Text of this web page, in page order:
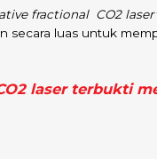
fractional CO2 laser
secara luas untuk
laser terbukti